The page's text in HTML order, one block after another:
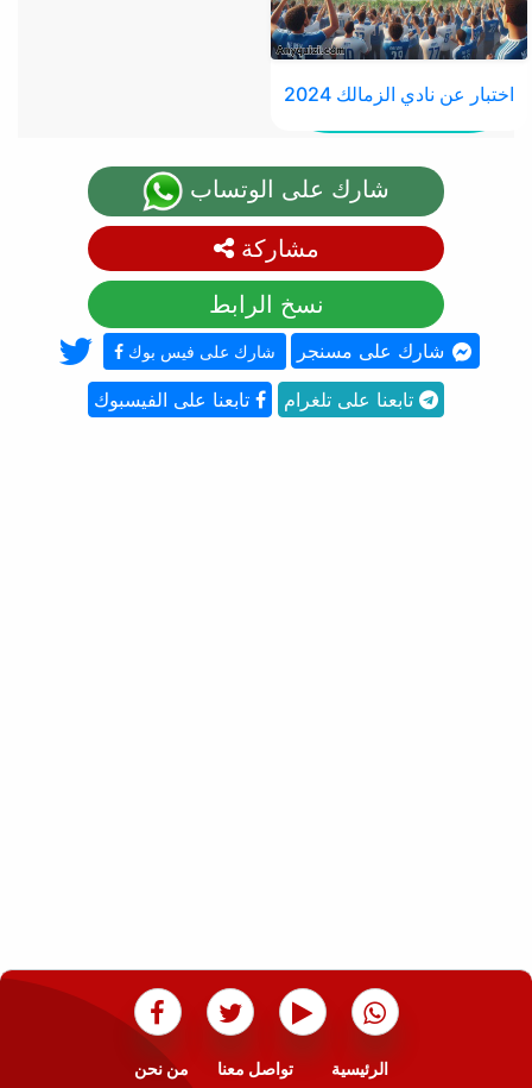
اختبار عن نادي الزمالك 2024
شارك على الوتساب
مشاركة
نسخ الرابط
شارك على فيس بوك شارك على مسنجر
تابعنا على الفيسبوك تابعنا على تلغرام
الرئيسية تواصل معنا من نحن